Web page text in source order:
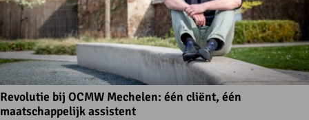
Revolutie bij OCMW Mechelen: één cliënt, één
maatschappelijk assistent